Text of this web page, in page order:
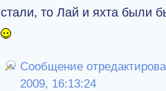
стали, то Лай и яхта были
Сообщение
2009, 16:13:24